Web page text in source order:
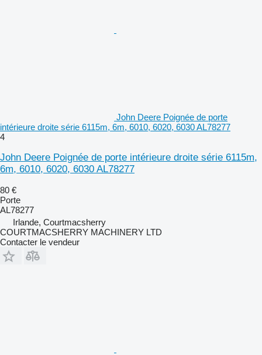
John Deere Poignée de porte
intérieure droite série 6115m, 6m, 6010, 6020, 6030 AL78277
4
John Deere Poignée de porte intérieure droite série 6115m,
6m, 6010, 6020, 6030 AL78277
80 €
Porte
AL78277
Irlande, Courtmacsherry
COURTMACSHERRY MACHINERY LTD
Contacter le vendeur